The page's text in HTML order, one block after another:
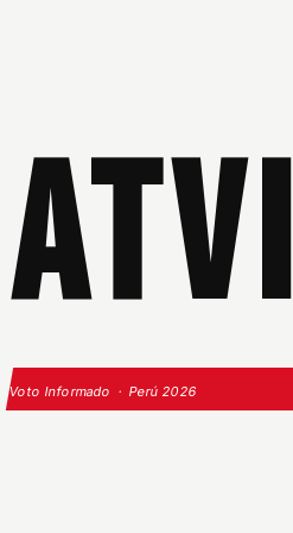
ATVI
Voto Informado · Perú 2026